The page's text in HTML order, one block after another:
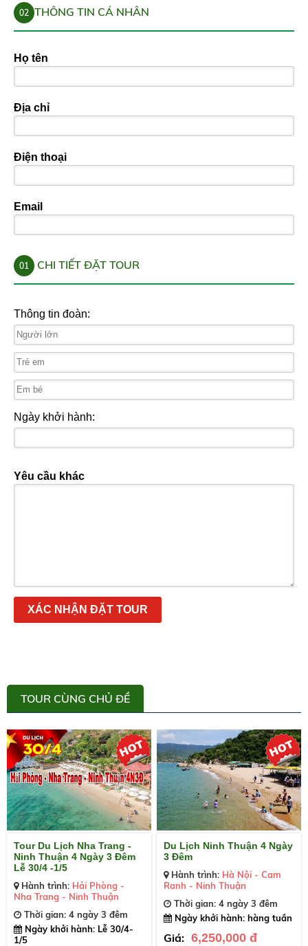
02 THÔNG TIN CÁ NHÂN
Họ tên
Địa chỉ
Điện thoại
Email
01 CHI TIẾT ĐẶT TOUR
Thông tin đoàn:
Ngày khởi hành:
Yêu cầu khác
XÁC NHẬN ĐẶT TOUR
TOUR CÙNG CHỦ ĐỀ
Tour Du Lịch Nha Trang -
Ninh Thuận 4 Ngày 3 Đêm
Lễ 30/4 -1/5
Hành trình: Hải Phòng -
Nha Trang - Ninh Thuận
Thời gian: 4 ngày 3 đêm
Ngày khởi hành: Lễ 30/4-
1/5
Du Lịch Ninh Thuận 4 Ngày
3 Đêm
Hành trình: Hà Nội - Cam
Ranh - Ninh Thuận
Thời gian: 4 ngày 3 đêm
Ngày khởi hành: hàng tuần
Giá: 6,250,000 đ